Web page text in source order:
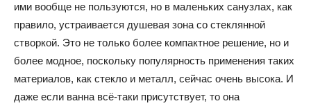
ими вообще не пользуются, но в маленьких санузлах, как
правило, устраивается душевая зона со стеклянной
створкой. Это не только более компактное решение, но и
более модное, поскольку популярность применения таких
материалов, как стекло и металл, сейчас очень высока. И
даже если ванна всё-таки присутствует, то она